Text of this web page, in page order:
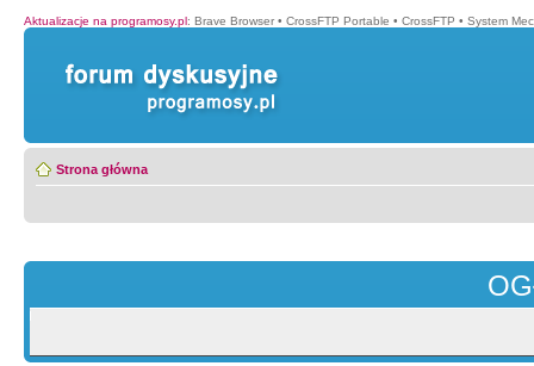
Aktualizacje na programosy.pl: Brave Browser • CrossFTP Portable • CrossFTP • System
Strona główna